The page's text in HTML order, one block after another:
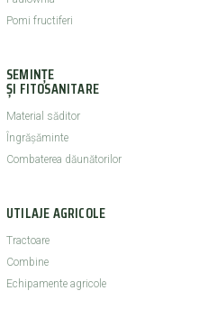
Pomi fructiferi
SEMINȚE
ȘI FITOSANITARE
Material săditor
Îngrășăminte
Combaterea dăunătorilor
UTILAJE AGRICOLE
Tractoare
Combine
Echipamente agricole